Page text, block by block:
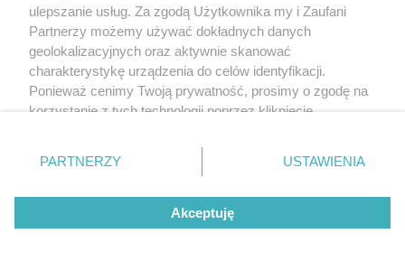
O nas
Nasze serwisy
© 2026 Grupa ZPR Media
ulepszanie usług. Za zgodą Użytkownika my i Zaufani
Partnerzy możemy używać dokładnych danych
geolokalizacyjnych oraz aktywnie skanować
charakterystykę urządzenia do celów identyfikacji.
Ponieważ cenimy Twoją prywatność, prosimy o zgodę na
korzystanie z tych technologii poprzez kliknięcie
zmienić/wycofać klikając przycisk ustawień prywatności
znajdujący się w lewym dolnym rogu strony
rodzaje przetwarzania danych nie wymagają zgody
użytkownika, ale masz prawo sprzeciwić się takiemu
przetwarzaniu. Preferencje będą miały zastosowanie tylko
PARTNERZY USTAWIENIA
Akceptuję